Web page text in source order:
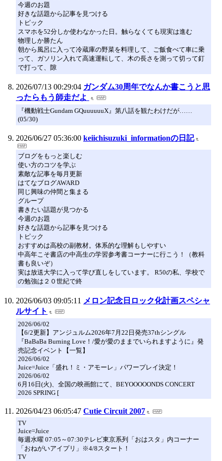
今週のお題
好きな話題から記事を見つける
トピック
スマホを52分しか使わなかった日。触らなくても現実は進む
物理しか勝たん
朝から風呂に入って冷蔵庫の野菜を料理して、ご飯食べて車に乗
って、ガソリン入れて高速運転して、木の長さを測って切って釘
で打って、隙
2026/07/13 00:29:04 ガンダム30周年でなんか書こうと思
ったらもう師走だよ
『機動戦士Gundam GQuuuuuuX』第八話を観たわけだが……
(05/30)
2026/06/27 05:36:00 keiichisuzuki_informationの日記
ブログをもっと楽しむ
使い方のコツを学ぶ
素敵な記事を毎月更新
はてなブログAWARD
同じ興味の仲間と集まる
グループ
書きたい話題が見つかる
今週のお題
好きな話題から記事を見つける
トピック
おすすめは高校の副教材。体系的な理解もしやすい
中高年こそ書店の中高生の学習参考書コーナーに行こう！（教科
書も良いぞ）
実は放送大学に入って学び直しをしています。 R50の私、学校で
の勉強は２０世紀で終
2026/06/03 09:05:11 メロン記念日ロック化計画スペシャ
ルサイト
2026/06/02
【6/2更新】アンジュルム2026年7月22日発売37thシングル
『BaBaBa Burning Love！/愛が愛のままでいられますように』発
売記念イベント【一覧】
2026/06/02
Juice=Juice「盛れ！ミ・アモーレ」パワープレイ決定！
2026/06/02
6月16日(火)、全国の映画館にて、BEYOOOOONDS CONCERT
2026 SPRING [
2026/04/23 06:05:47 Cutie Circuit 2007
TV
Juice=Juice
毎週水曜 07:05～07:30テレビ東京系列「おはスタ」内コーナー
「おねがいアイプリ」※4/8スタート！
TV